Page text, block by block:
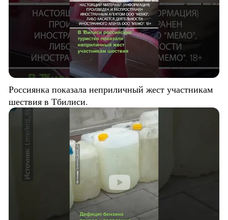
Россиянка показала неприличный жест участникам
шествия в Тбилиси.